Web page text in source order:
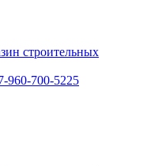
строительных
960-700-5225